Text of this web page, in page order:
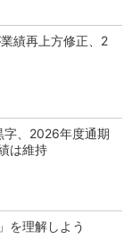
績再上方修正、2
字、2026年度通期
は維持
を理解しよう